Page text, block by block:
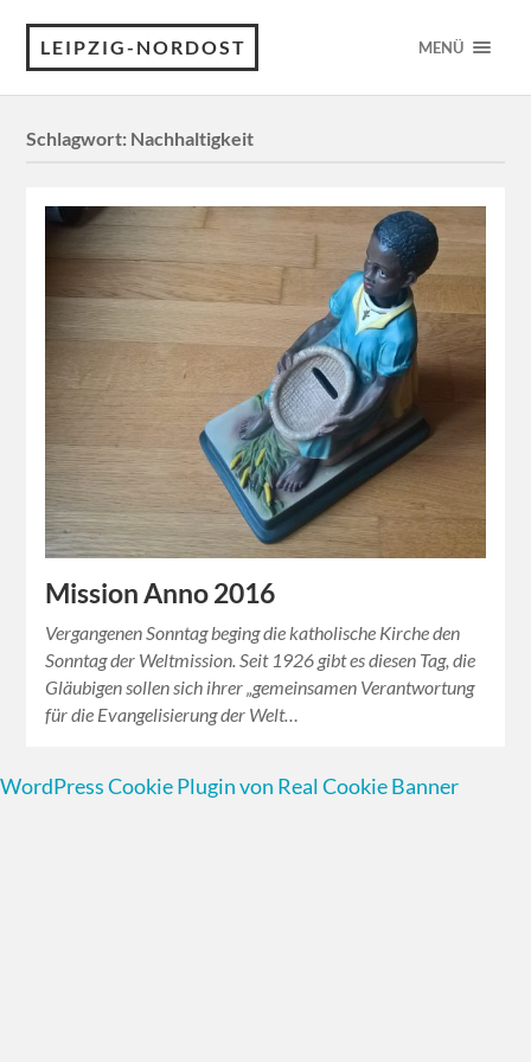
LEIPZIG-NORDOST MENÜ
Schlagwort: Nachhaltigkeit
Mission Anno 2016
Vergangenen Sonntag beging die katholische Kirche den
Sonntag der Weltmission. Seit 1926 gibt es diesen Tag, die
Gläubigen sollen sich ihrer „gemeinsamen Verantwortung
für die Evangelisierung der Welt…
WordPress Cookie Plugin von Real Cookie Banner